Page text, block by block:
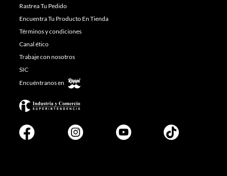
Rastrea Tu Pedido
Encuentra Tu Producto En Tienda
Términos y condiciones
Canal ético
Trabaje con nosotros
SIC
Encuéntranos en